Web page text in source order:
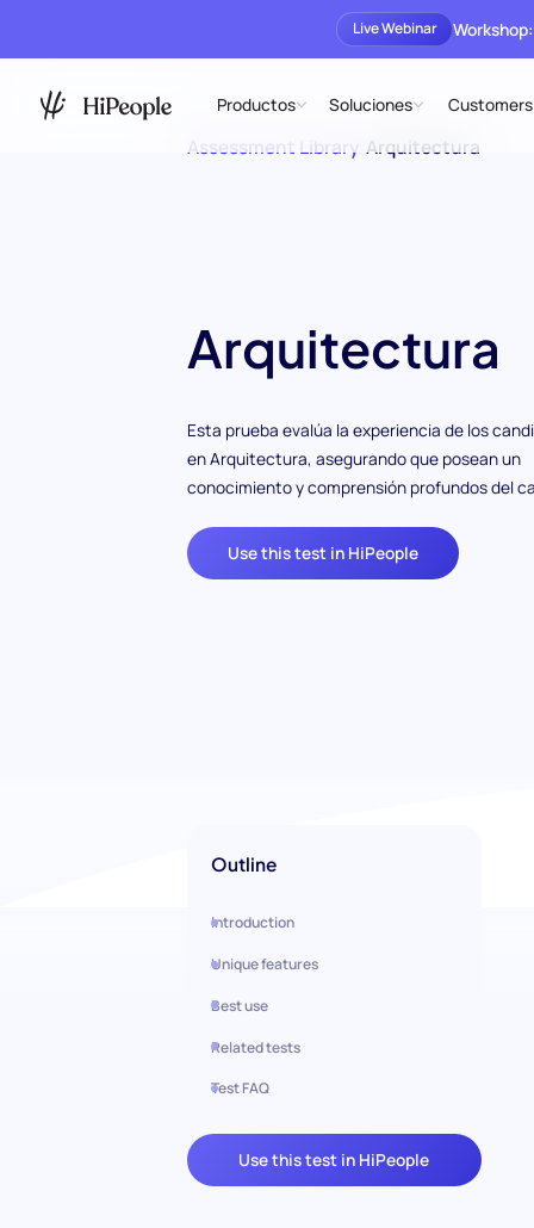
Live Webinar
Productos Soluciones Customers
Assessment Library Arquitectura
Arquitectura
Esta prueba evalúa la experiencia de los
en Arquitectura, asegurando que posean un
conocimiento y comprensión profundos del
Use this test in HiPeople
Outline
Introduction
Unique features
Best use
Related tests
Test FAQ
Use this test in HiPeople